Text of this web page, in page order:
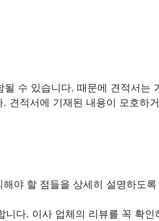
수 있습니다. 때문에 견적서는
견적서에 기재된 내용이 모호하
야 할 점들을 상세히 설명하도
다. 이사 업체의 리뷰를 꼭 확인